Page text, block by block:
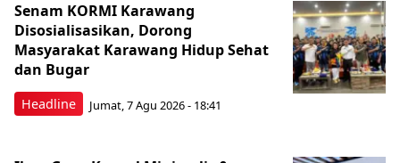
Headline
Senam KORMI Karawang
Disosialisasikan, Dorong
Masyarakat Karawang Hidup Sehat
dan Bugar
Jumat, 7 Agu 2026 - 18:41